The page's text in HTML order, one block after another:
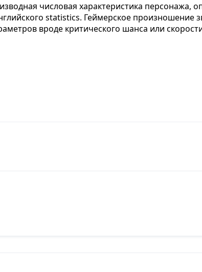
числовая характеристика
statistics. Геймерское произношение
вроде критического шанса или